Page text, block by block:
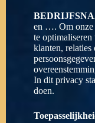
en …. Om onze
te optimaliseren
klanten, relaties
In dit privacy
doen.